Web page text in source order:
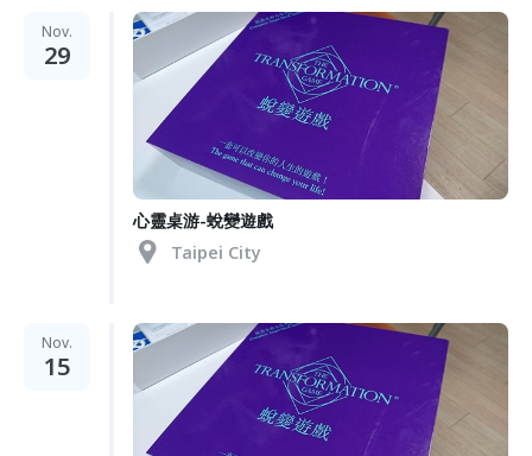
Nov.
29
心靈桌游-蛻變遊戲
Taipei City
Nov.
15